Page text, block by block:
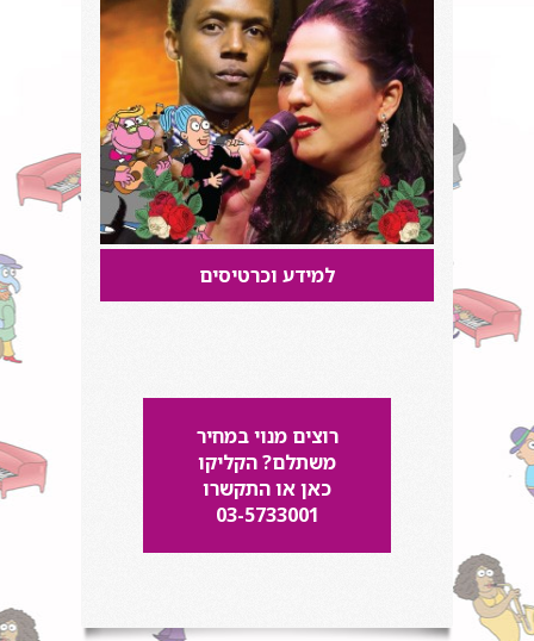
למידע וכרטיסים
רוצים מנוי במחיר
משתלם? הקליקו
כאן או התקשרו
03-5733001